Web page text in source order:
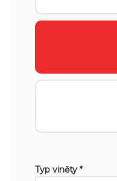
Typ viněty *